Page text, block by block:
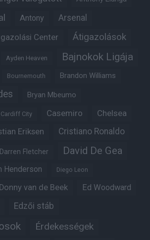
Antony Arsenal
Center Átigazolások
Ayden Heaven Bajnokok Ligája
Bournemouth Brandon Williams
Bryan Mbeumo
Cardiff City Casemiro Chelsea
Eriksen Cristiano Ronaldo
Darren Fletcher David De Gea
Henderson Diego Leon
Donny van de Beek Ed Woodward
Edzői stáb
Érdekességek